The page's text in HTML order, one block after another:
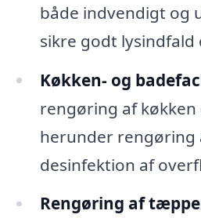
både indvendigt og
sikre godt lysindfald
Køkken- og
rengøring af
herunder rengøring
desinfektion af
Rengøring af